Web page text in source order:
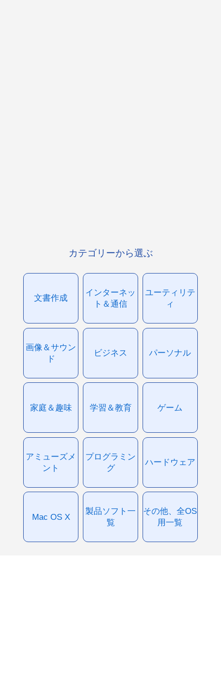
カテゴリーから選ぶ
文書作成
インターネッ
ト＆通信
ユーティリテ
ィ
画像＆サウン
ド
ビジネス パーソナル
家庭＆趣味 学習＆教育 ゲーム
アミューズメ
ント
プログラミン
グ
ハードウェア
Mac OS X
製品ソフト一
覧
その他、全OS
用一覧